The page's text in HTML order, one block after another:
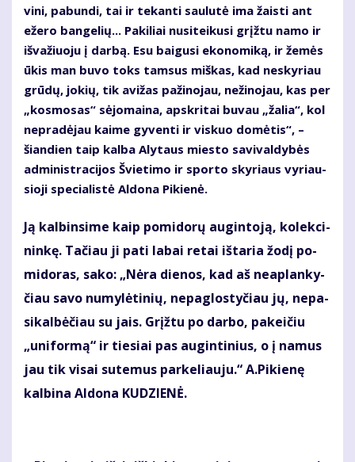
vi­ni, pa­bun­di, tai ir te­kan­ti sau­lu­tė ima žais­ti ant
eže­ro ban­ge­lių... Pa­ki­liai nu­si­tei­ku­si grįž­tu na­mo ir
iš­va­žiuo­ju į dar­bą. Esu bai­gu­si eko­no­mi­ką, ir že­mės
ūkis man bu­vo toks tam­sus miš­kas, kad ne­sky­riau
grū­dų, jo­kių, tik avi­žas pa­ži­no­jau, ne­ži­no­jau, kas per
„kos­mo­sas“ sė­jo­mai­na, ap­skri­tai bu­vau „ža­lia“, kol
ne­pra­dė­jau kai­me gy­ven­ti ir vis­kuo do­mė­tis“, –
šian­dien taip kal­ba Aly­taus mies­to sa­vi­val­dy­bės
ad­mi­nist­ra­ci­jos Švie­ti­mo ir spor­to sky­riaus vy­riau­
sio­ji spe­cia­lis­tė Al­do­na Pi­kie­nė.
Ją kal­bin­si­me kaip po­mi­do­rų au­gin­to­ją, ko­lek­ci­
nin­kę. Ta­čiau ji pa­ti la­bai re­tai iš­ta­ria žo­dį po­
mi­do­ras, sa­ko: „Nė­ra die­nos, kad aš ne­ap­lan­ky­
čiau sa­vo nu­my­lė­ti­nių, ne­pa­glos­ty­čiau jų, ne­pa­
si­kal­bė­čiau su jais. Grįž­tu po dar­bo, pa­kei­čiu
„uni­for­mą“ ir tie­siai pas au­gin­ti­nius, o į na­mus
jau tik vi­sai su­te­mus par­ke­liau­ju.“ A.Pi­kie­nę
kal­bi­na Al­do­na KU­DZIE­NĖ.